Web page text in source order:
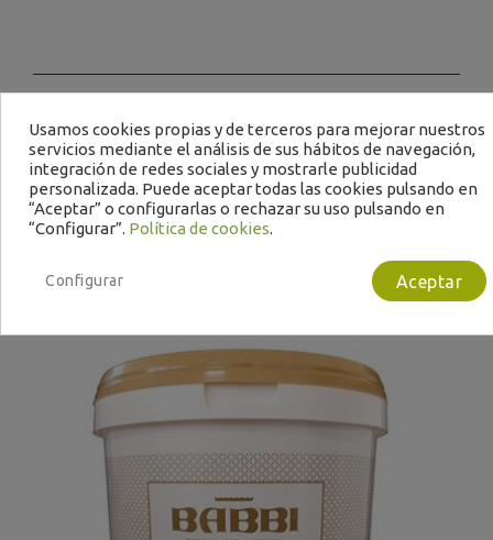
Te puede interesar
Usamos cookies propias y de terceros para mejorar nuestros
servicios mediante el análisis de sus hábitos de navegación,
integración de redes sociales y mostrarle publicidad
personalizada. Puede aceptar todas las cookies pulsando en
“Aceptar” o configurarlas o rechazar su uso pulsando en
“Configurar”. Política de cookies.
Aceptar
Configurar